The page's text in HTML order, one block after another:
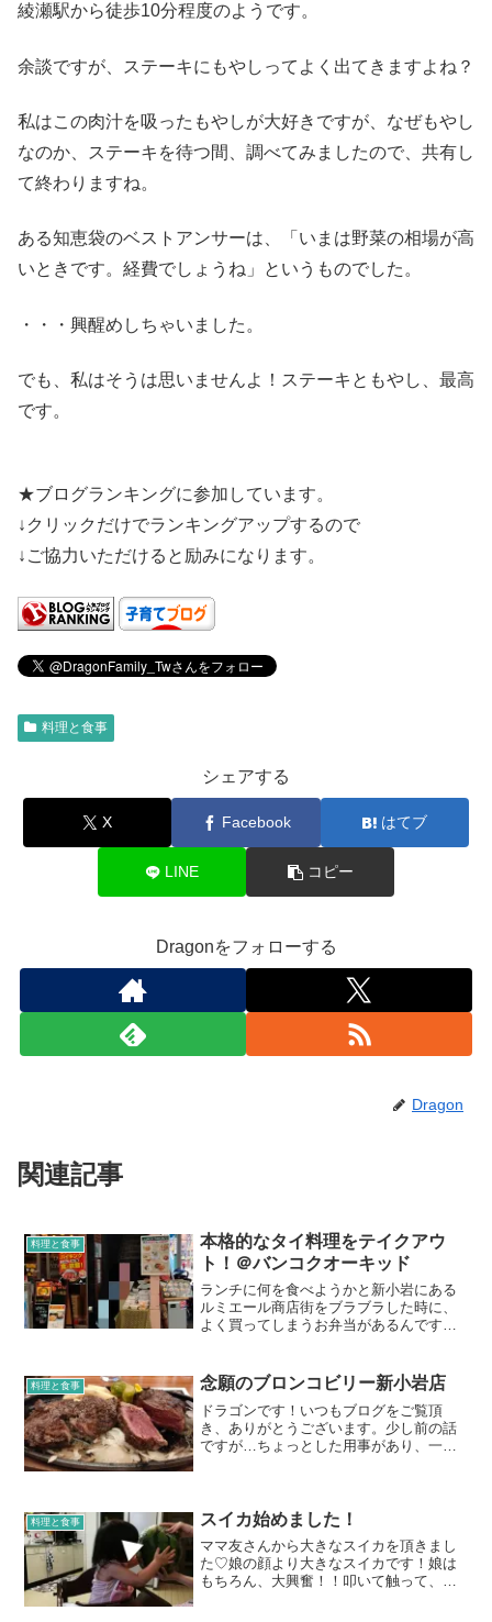
綾瀬駅から徒歩10分程度のようです。
余談ですが、ステーキにもやしってよく出てきますよね？
私はこの肉汁を吸ったもやしが大好きですが、なぜもやし
なのか、ステーキを待つ間、調べてみましたので、共有し
て終わりますね。
ある知恵袋のベストアンサーは、「いまは野菜の相場が高
いときです。経費でしょうね」というものでした。
・・・興醒めしちゃいました。
でも、私はそうは思いませんよ！ステーキともやし、最高
です。
★ブログランキングに参加しています。
↓クリックだけでランキングアップするので
↓ご協力いただけると励みになります。
料理と食事
シェアする
X Facebook はてブ
LINE コピー
Dragonをフォローする
Dragon
関連記事
料理と食事
本格的なタイ料理をテイクアウ
ト！＠バンコクオーキッド
ランチに何を食べようかと新小岩にある
ルミエール商店街をブラブラした時に、
よく買ってしまうお弁当があるんです。
なるんですよね。パクチーは苦手です
が、それ以外の味付けは美味...
料理と食事 念願のブロンコビリー新小岩店
ドラゴンです！いつもブログをご覧頂
き、ありがとうございます。少し前の話
ですが…ちょっとした用事があり、一人
店ですが、人気すぎてなかな...
料理と食事 スイカ始めました！
ママ友さんから大きなスイカを頂きまし
た♡娘の顔より大きなスイカです！娘は
もちろん、大興奮！！叩いて触って、